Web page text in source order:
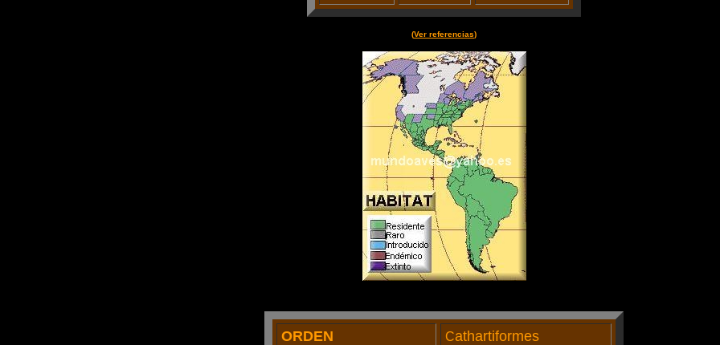
(Ver referencias)
ORDEN Cathartiformes